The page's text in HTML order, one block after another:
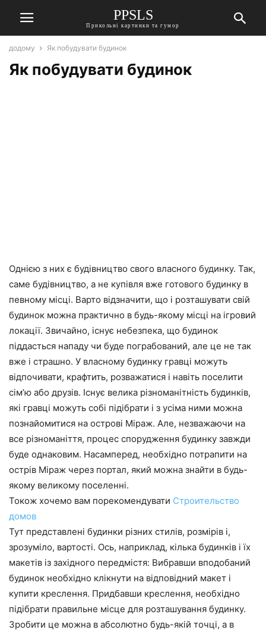
PPSLS
Прикольні картинки та гумор
додому Як побудувати будинок
Як побудувати будинок
Однією з них є будівництво свого власного будинку. Так,
саме будівництво, а не купівля вже готового будинку в
певному місці. Варто відзначити, що і розташувати свій
будинок можна практично в будь-якому місці на ігровий
локації. Звичайно, існує небезпека, що будинок
піддасться нападу чи буде пограбований, але це не так
вже і страшно. У власному будинку гравці можуть
відпочивати, крафтить, розважатися і навіть поселити
сім’ю або друзів. Існує велика різноманітність будинків,
які гравці можуть собі підібрати і з усіма ними можна
познайомитися на острові Міраж. Але, незважаючи на
все різноманіття, процес спорудження будинку завжди
буде однаковим. Насамперед, необхідно потрапити на
острів Міраж через портал, який можна знайти в будь-
якому великому поселенні.
Токож хочемо вам порекомендувати Строительство
домов
Тут представлені будинки різних стилів, розмірів і,
зрозуміло, вартості. Ось, наприклад, кілька будинків і їх
макетів із західного передмістя: Вибравши вподобаний
будинок необхідно клікнути на відповідний макет і
купити креслення. Придбавши креслення, необхідно
підібрати правильне місце для розташування будинку.
Зробити це можна в абсолютно будь-якій точці, а в